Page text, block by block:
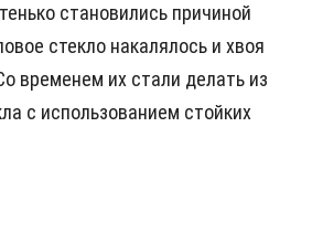
становились причиной
стекло накалялось и хвоя
временем их стали делать из
с использованием стойких